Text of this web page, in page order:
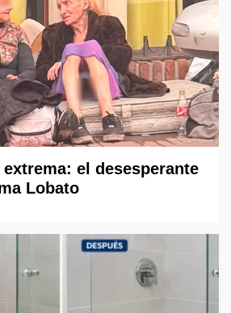
el desesperante
Lobato